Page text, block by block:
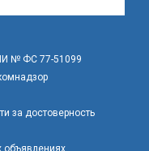
№ ФС 77-51099
за достоверность